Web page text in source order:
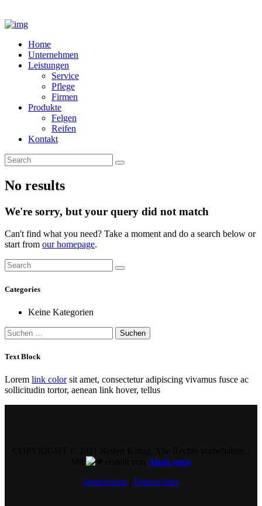
Home
Unternehmen
Leistungen
Service
Pflege
Firmen
Produkte
Felgen
Reifen
Kontakt
No results
We're sorry, but your query did not match
Can't find what you need? Take a moment and do a search below or
start from our homepage.
Categories
Keine Kategorien
Suchen
nach:
Text Block
Lorem link colorsit amet, consectetur adipiscing vivamus fusce ac
sollicitudin tortor, aenean link hover, tellus
AlgoLoops
sImpressum
Datenschutz